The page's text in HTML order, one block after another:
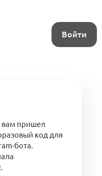
Войти
вам пришел
код для
бота.
.